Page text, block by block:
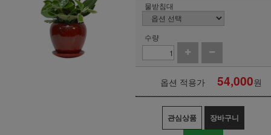
물받침대
수량
옵션 적용가 54,000원
관심상품 장바구니